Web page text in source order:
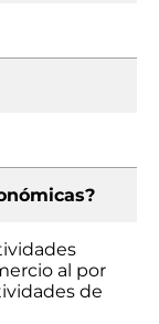
al por
de